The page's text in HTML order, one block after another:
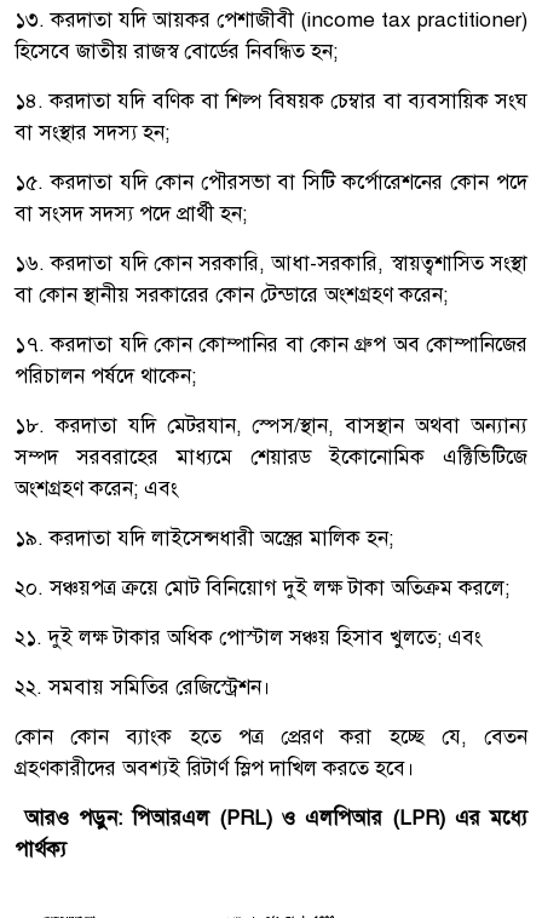
১৩. করদাতা যদি আয়কর পেশাজীবী (income tax practitioner)
হিসেবে জাতীয় রাজস্ব বোর্ডের নিবন্ধিত হন;
১৪. করদাতা যদি বণিক বা শিল্প বিষয়ক চেম্বার বা ব্যবসায়িক সংঘ
বা সংস্থার সদস্য হন;
১৫. করদাতা যদি কোন পৌরসভা বা সিটি কর্পোরেশনের কোন পদে
বা সংসদ সদস্য পদে প্রার্থী হন;
১৬. করদাতা যদি কোন সরকারি, আধা-সরকারি, স্বায়ত্বশাসিত সংস্থা
বা কোন স্থানীয় সরকারের কোন টেন্ডারে অংশগ্রহণ করেন;
১৭. করদাতা যদি কোন কোম্পানির বা কোন গ্রুপ অব কোম্পানিজের
পরিচালন পর্ষদে থাকেন;
১৮. করদাতা যদি মেটরযান, স্পেস/স্থান, বাসস্থান অথবা অন্যান্য
সম্পদ সরবরাহের মাধ্যমে শেয়ারড ইকোনোমিক এক্টিভিটিজে
অংশগ্রহণ করেন; এবং
১৯. করদাতা যদি লাইসেন্সধারী অস্ত্রের মালিক হন;
২০. সঞ্চয়পত্র ক্রয়ে মোট বিনিয়োগ দুই লক্ষ টাকা অতিক্রম করলে;
২১. দুই লক্ষ টাকার অধিক পোস্টাল সঞ্চয় হিসাব খুলতে; এবং
২২. সমবায় সমিতির রেজিস্ট্রেশন।
কোন কোন ব্যাংক হতে পত্র প্রেরণ করা হচ্ছে যে, বেতন
গ্রহণকারীদের অবশ্যই রিটার্ণ স্লিপ দাখিল করতে হবে।
আরও পড়ুন:পিআরএল (PRL) ও এলপিআর (LPR) এর মধ্যে
পার্থক্য